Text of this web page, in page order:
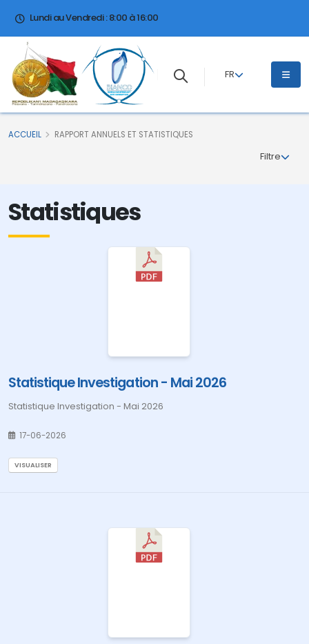
Lundi au Vendredi : 8:00 à 16:00
FR
ACCUEIL RAPPORT ANNUELS ET STATISTIQUES
Filtre
Statistiques
Statistique Investigation - Mai 2026
Statistique Investigation - Mai 2026
17-06-2026
VISUALISER